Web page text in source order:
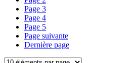
Page 3
Page 4
Page 5
Page suivante
Dernière page